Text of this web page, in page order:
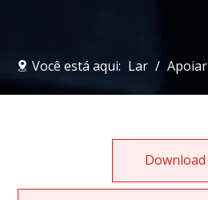
Você está aqui: Lar / Apoiar
Download